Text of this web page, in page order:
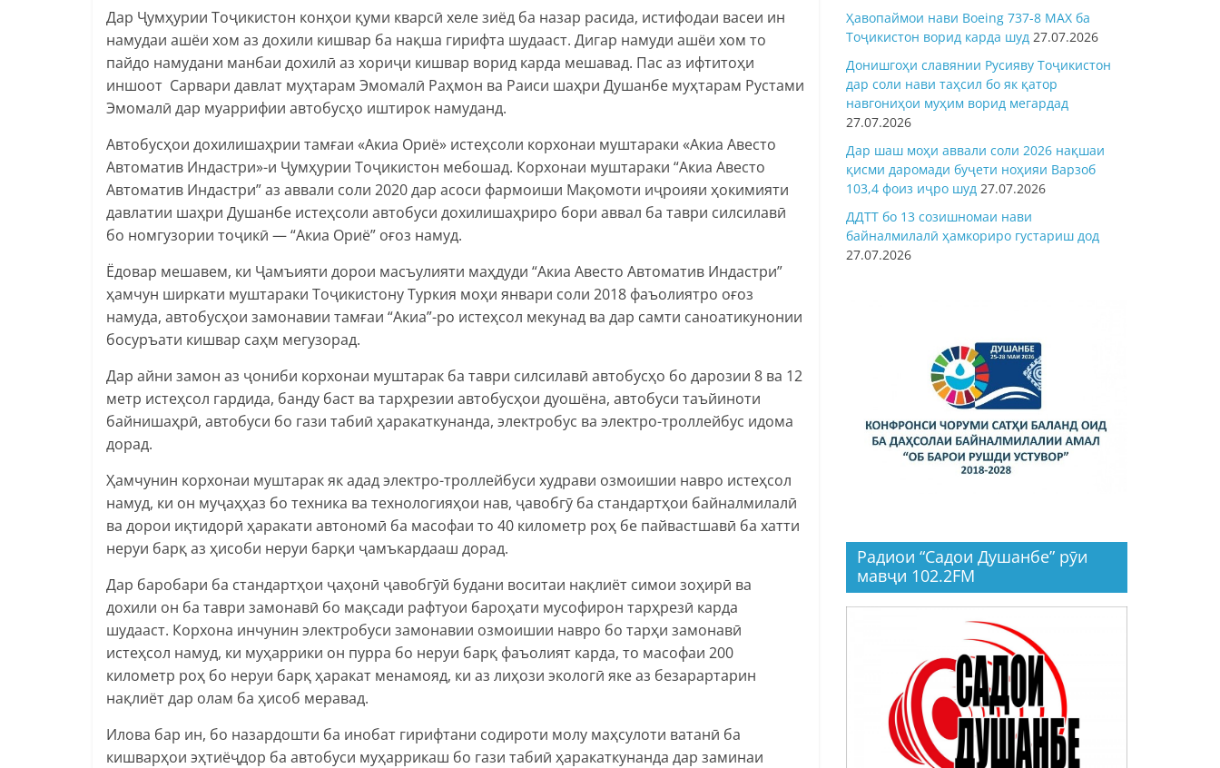
Дар Ҷумҳурии Тоҷикистон конҳои қуми кварсӣ хеле зиёд ба назар расида, истифодаи васеи ин
намудаи ашёи хом аз дохили кишвар ба нақша гирифта шудааст. Дигар намуди ашёи хом то
пайдо намудани манбаи дохилӣ аз хориҷи кишвар ворид карда мешавад. Пас аз ифтитоҳи
иншоот Сарвари давлат муҳтарам Эмомалӣ Раҳмон ва Раиси шаҳри Душанбе муҳтарам Рустами
Эмомалӣ дар муаррифии автобусҳо иштирок намуданд.
Автобусҳои дохилишаҳрии тамғаи «Акиа Ориё» истеҳсоли корхонаи муштараки «Акиа Авесто
Автоматив Индастри»-и Ҷумҳурии Тоҷикистон мебошад. Корхонаи муштараки “Акиа Авесто
Автоматив Индастри” аз аввали соли 2020 дар асоси фармоиши Мақомоти иҷроияи ҳокимияти
давлатии шаҳри Душанбе истеҳсоли автобуси дохилишаҳриро бори аввал ба таври силсилавӣ
бо номгузории тоҷикӣ — “Акиа Ориё” оғоз намуд.
Ёдовар мешавем, ки Ҷамъияти дорои масъулияти маҳдуди “Акиа Авесто Автоматив Индастри”
ҳамчун ширкати муштараки Тоҷикистону Туркия моҳи январи соли 2018 фаъолиятро оғоз
намуда, автобусҳои замонавии тамғаи “Акиа”-ро истеҳсол мекунад ва дар самти саноатикунонии
босуръати кишвар саҳм мегузорад.
Дар айни замон аз ҷониби корхонаи муштарак ба таври силсилавӣ автобусҳо бо дарозии 8 ва 12
метр истеҳсол гардида, банду баст ва тарҳрезии автобусҳои дуошёна, автобуси таъйиноти
байнишаҳрӣ, автобуси бо гази табиӣ ҳаракаткунанда, электробус ва электро-троллейбус идома
дорад.
Ҳамчунин корхонаи муштарак як адад электро-троллейбуси худрави озмоишии навро истеҳсол
намуд, ки он муҷаҳҳаз бо техника ва технологияҳои нав, ҷавобгӯ ба стандартҳои байналмилалӣ
ва дорои иқтидорӣ ҳаракати автономӣ ба масофаи то 40 километр роҳ бе пайвастшавӣ ба хатти
неруи барқ аз ҳисоби неруи барқи ҷамъкардааш дорад.
Дар баробари ба стандартҳои ҷаҳонӣ ҷавобгӯй будани воситаи нақлиёт симои зоҳирӣ ва
дохили он ба таври замонавӣ бо мақсади рафтуои бароҳати мусофирон тарҳрезӣ карда
шудааст. Корхона инчунин электробуси замонавии озмоишии навро бо тарҳи замонавӣ
истеҳсол намуд, ки муҳаррики он пурра бо неруи барқ фаъолият карда, то масофаи 200
километр роҳ бо неруи барқ ҳаракат менамояд, ки аз лиҳози экологӣ яке аз безарартарин
нақлиёт дар олам ба ҳисоб меравад.
Илова бар ин, бо назардошти ба инобат гирифтани содироти молу маҳсулоти ватанӣ ба
кишварҳои эҳтиёҷдор ба автобуси муҳаррикаш бо гази табиӣ ҳаракаткунанда дар заминаи
Ҳавопаймои нави Boeing 737-8 MAX ба
Тоҷикистон ворид карда шуд 27.07.2026
Донишгоҳи славянии Русияву Тоҷикистон
дар соли нави таҳсил бо як қатор
навгониҳои муҳим ворид мегардад
27.07.2026
Дар шаш моҳи аввали соли 2026 нақшаи
қисми даромади буҷети ноҳияи Варзоб
103,4 фоиз иҷро шуд 27.07.2026
ДДТТ бо 13 созишномаи нави
байналмилалӣ ҳамкориро густариш дод
27.07.2026
Радиои “Садои Душанбе” рӯи
мавҷи 102.2FM